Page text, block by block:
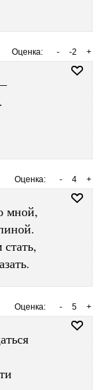
Оценка: +
-2
-
Оценка: +
4
-
мной,
Оценка: +
5
-